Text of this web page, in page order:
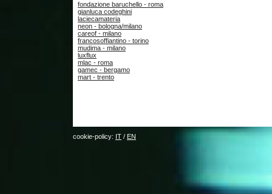
fondazione baruchello - roma
gianluca codeghini
laciecamateria
neon - bologna/milano
careof - milano
francosoffiantino - torino
mudima - milano
luxflux
mlac - roma
gamec - bergamo
mart - trento
cookie-policy: IT / EN